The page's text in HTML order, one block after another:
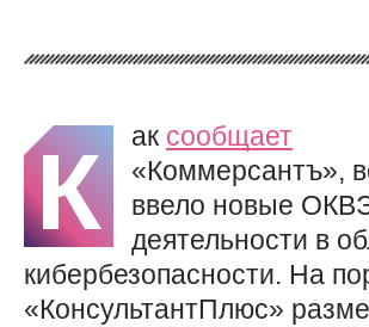
К ак сообщает
«Коммерсантъ»,
ввело новые
деятельности в
кибербезопасности. На
«КонсультантПлюс»